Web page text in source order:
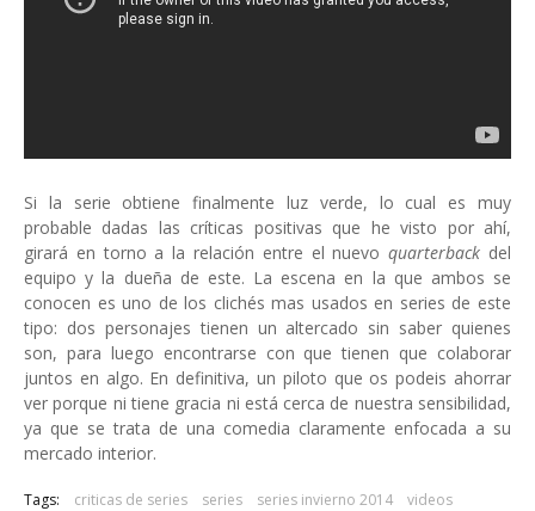
Si la serie obtiene finalmente luz verde, lo cual es muy
probable dadas las críticas positivas que he visto por ahí,
girará en torno a la relación entre el nuevoquarterback del
equipo y la dueña de este. La escena en la que ambos se
conocen es uno de los clichés mas usados en series de este
tipo: dos personajes tienen un altercado sin saber quienes
son, para luego encontrarse con que tienen que colaborar
juntos en algo. En definitiva, un piloto que os podeis ahorrar
ver porque ni tiene gracia ni está cerca de nuestra sensibilidad,
ya que se trata de una comedia claramente enfocada a su
mercado interior.
Tags: criticas de series series series invierno 2014 videos